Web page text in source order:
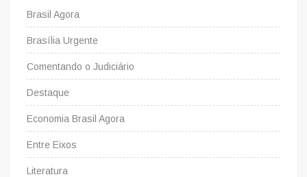
Brasil Agora
Brasília Urgente
Comentando o Judiciário
Destaque
Economia Brasil Agora
Entre Eixos
Literatura